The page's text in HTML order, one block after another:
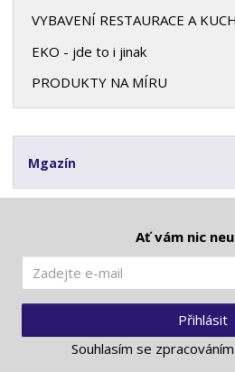
VYBAVENÍ RESTAURACE A
EKO - jde to i jinak
PRODUKTY NA MÍRU
Mgazín
Ať vám nic
Přihlásit
Souhlasím se